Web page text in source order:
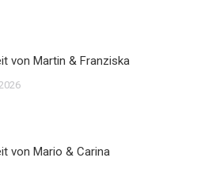
von Martin & Franziska
von Mario & Carina